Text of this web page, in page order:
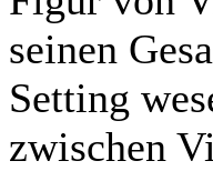
seinen
Setting
zwischen